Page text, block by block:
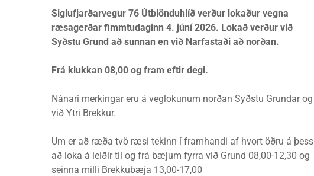
Siglufjarðarvegur 76 Útblönduhlíð verður lokaður vegna
ræsagerðar fimmtudaginn 4. júní 2026. Lokað verður við
Syðstu Grund að sunnan en við Narfastaði að norðan.
Frá klukkan 08,00 og fram eftir degi.
Nánari merkingar eru á veglokunum norðan Syðstu Grundar og
við Ytri Brekkur.
Um er að ræða tvö ræsi tekinn í framhandi af hvort öðru á þess
að loka á leiðir til og frá bæjum fyrra við Grund 08,00-12,30 og
seinna milli Brekkubæja 13,00-17,00